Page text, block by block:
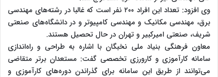
وی افزود: تعداد این افراد ۲۰۰ نفر است که غالبا در رشته‌های مهندسی
برق، مهندسی مکانیک و مهندسی کامپیوتر و در دانشگاه‌های صنعتی
شریف، صنعتی امیرکبیر و تهران در حال تحصیل هستند.
معاون فرهنگی بنیاد ملی نخبگان با اشاره به طراحی و راه‌اندازی
سامانه کارآموزی و کارورزی تخصصی گفت: مستعدان ‌برتر متقاضی
می‌توانند از طریق این سامانه برای گذراندن دوره‌های کارآموزی و